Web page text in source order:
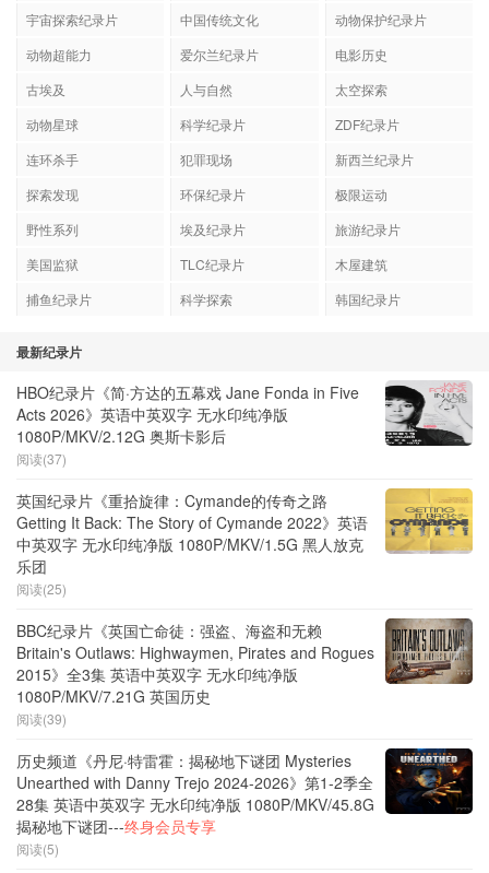
宇宙探索纪录片
中国传统文化
动物保护纪录片
动物超能力
爱尔兰纪录片
电影历史
古埃及
人与自然
太空探索
动物星球
科学纪录片
ZDF纪录片
连环杀手
犯罪现场
新西兰纪录片
探索发现
环保纪录片
极限运动
野性系列
埃及纪录片
旅游纪录片
美国监狱
TLC纪录片
木屋建筑
捕鱼纪录片
科学探索 韩国纪录片
最新纪录片
HBO纪录片《简·方达的五幕戏 Jane Fonda in Five
Acts 2026》英语中英双字 无水印纯净版
1080P/MKV/2.12G 奥斯卡影后
阅读(37)
英国纪录片《重拾旋律：Cymande的传奇之路
Getting It Back: The Story of Cymande 2022》英语
中英双字 无水印纯净版 1080P/MKV/1.5G 黑人放克
乐团
阅读(25)
BBC纪录片《英国亡命徒：强盗、海盗和无赖
Britain's Outlaws: Highwaymen, Pirates and Rogues
2015》全3集 英语中英双字 无水印纯净版
1080P/MKV/7.21G 英国历史
阅读(39)
历史频道《丹尼·特雷霍：揭秘地下谜团 Mysteries
Unearthed with Danny Trejo 2024-2026》第1-2季全
28集 英语中英双字 无水印纯净版 1080P/MKV/45.8G
揭秘地下谜团---终身会员专享
阅读(5)